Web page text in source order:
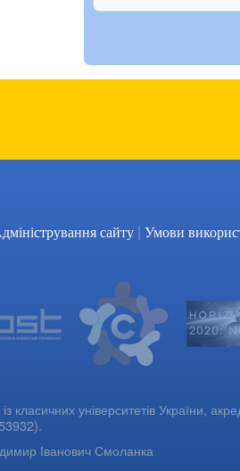
сайту | Умови
класичних університетів України,
Іванович Смоланка